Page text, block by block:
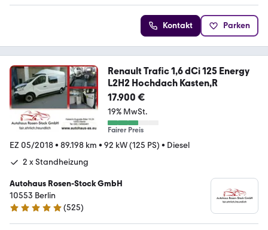
Kontakt Parken
Renault Trafic 1,6 dCi 125 Energy
L2H2 Hochdach Kasten,R
17.900 €
19% MwSt.
Fairer Preis
EZ 05/2018• 89.198 km • 92 kW (125 PS) • Diesel
2 x Standheizung
Autohaus Rosen-Stock GmbH
10553 Berlin
4.9 Sterne
(525)